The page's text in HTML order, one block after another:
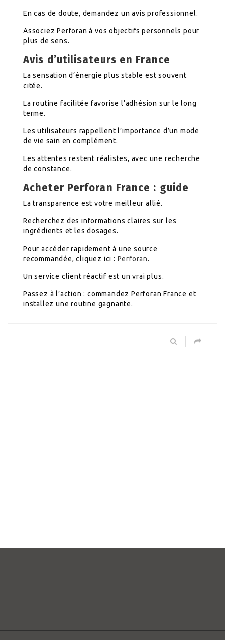
En cas de doute, demandez un avis professionnel.
Associez Perforan à vos objectifs personnels pour
plus de sens.
Avis d’utilisateurs en France
La sensation d’énergie plus stable est souvent
citée.
La routine facilitée favorise l’adhésion sur le long
terme.
Les utilisateurs rappellent l’importance d’un mode
de vie sain en complément.
Les attentes restent réalistes, avec une recherche
de constance.
Acheter Perforan France : guide
La transparence est votre meilleur allié.
Recherchez des informations claires sur les
ingrédients et les dosages.
Pour accéder rapidement à une source
recommandée, cliquez ici : Perforan.
Un service client réactif est un vrai plus.
Passez à l’action : commandez Perforan France et
installez une routine gagnante.